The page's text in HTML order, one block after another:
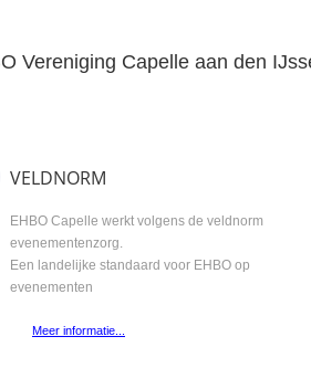
Vereniging Capelle aan den
VELDNORM
EHBO Capelle werkt volgens de veldnorm
evenementenzorg.
Een landelijke standaard voor EHBO op
evenementen
Meer informatie...